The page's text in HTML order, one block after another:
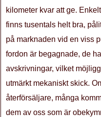
kilometer kvar att ge.
finns tusentals helt bra,
på marknaden vid en viss
fordon är begagnade, de
avskrivningar, vilket
utmärkt mekaniskt skick.
återförsäljare, många
dem av oss som är